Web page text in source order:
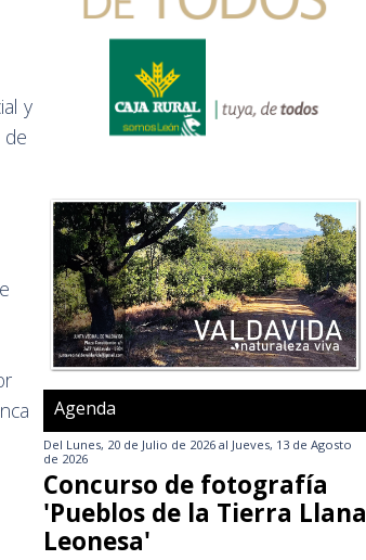
y
de
Agenda
Del Lunes, 20 de Julio de 2026 al Jueves, 13 de Agosto
de 2026
Concurso de fotografía
'Pueblos de la Tierra Llana
Leonesa'